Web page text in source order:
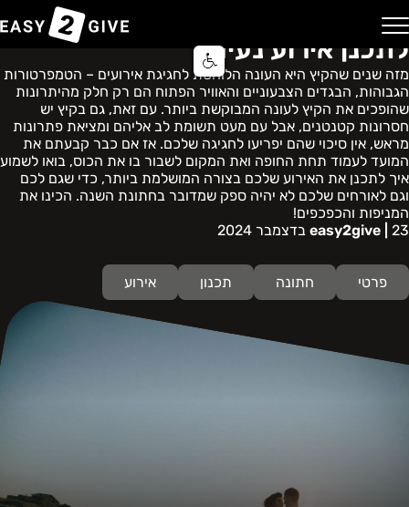
בית
השירותים שלנו
שירות הענקת מתנה באשראי
שירות אישורי הגעה
שירות הושבה באירוע
שירות מימון עבור אירוע
בלוג
מרכז סיוע ותמיכה
יצירת קשר
Easy2Give | מבצע
רכישה דיגיטלית
מערכת אישורי הגעה
חתונת קיץ בערב: למה לשים לב ואיך
לתכנן אירוע נעים?
מזה שנים שהקיץ היא העונה הלוהטת לחגיגת אירועים – הטמפרטורות
הגבוהות, הבגדים הצבעוניים והאוויר הפתוח הם רק חלק מהיתרונות
שהופכים את הקיץ לעונה המבוקשת ביותר. עם זאת, גם בקיץ יש
חסרונות קטנטנים, אבל עם מעט תשומת לב אליהם ומציאת פתרונות
מראש, אין סיכוי שהם יפריעו לחגיגה שלכם. אז אם כבר קבעתם את
המועד לעמוד תחת החופה ואת המקום לשבור בו את הכוס, בואו לשמוע
איך לתכנן את האירוע שלכם בצורה המושלמת ביותר, כדי שגם לכם
וגם לאורחים שלכם לא יהיה ספק שמדובר בחתונת השנה. הכינו את
המניפות והכפכפים!
easy2give | 23 בדצמבר 2024
פרטי חתונה תכנון אירוע